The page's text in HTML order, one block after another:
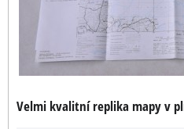
Velmi kvalitní replika mapy v